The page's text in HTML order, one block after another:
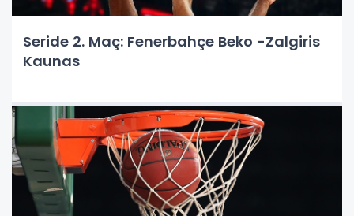
Seride 2. Maç: Fenerbahçe Beko -Zalgiris
Kaunas